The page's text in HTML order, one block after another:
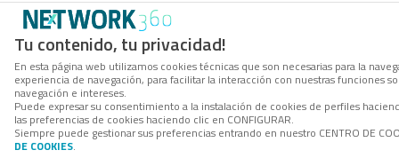
Tu contenido, tu privacidad!
En esta página web utilizamos cookies técnicas que son necesarias para la
experiencia de navegación, para facilitar la interacción con nuestras funciones
navegación e intereses.
Puede expresar su consentimiento a la instalación de cookies de perfiles
las preferencias de cookies haciendo clic en CONFIGURAR.
Siempre puede gestionar sus preferencias entrando en nuestro CENTRO DE
DE COOKIES.